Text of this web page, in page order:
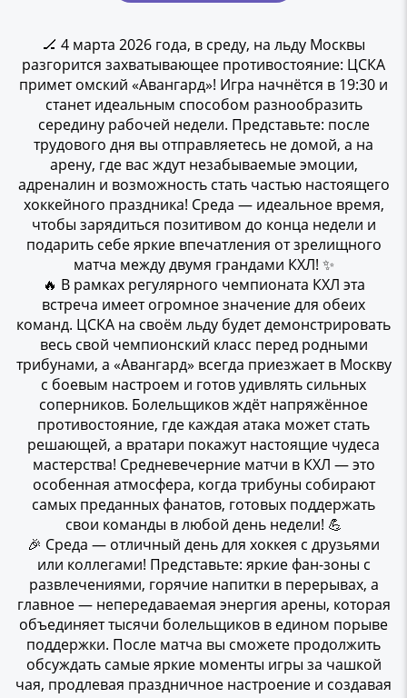
🏒 4 марта 2026 года, в среду, на льду Москвы
разгорится захватывающее противостояние: ЦСКА
примет омский «Авангард»! Игра начнётся в 19:30 и
станет идеальным способом разнообразить
середину рабочей недели. Представьте: после
трудового дня вы отправляетесь не домой, а на
арену, где вас ждут незабываемые эмоции,
адреналин и возможность стать частью настоящего
хоккейного праздника! Среда — идеальное время,
чтобы зарядиться позитивом до конца недели и
подарить себе яркие впечатления от зрелищного
матча между двумя грандами КХЛ! ✨
🔥 В рамках регулярного чемпионата КХЛ эта
встреча имеет огромное значение для обеих
команд. ЦСКА на своём льду будет демонстрировать
весь свой чемпионский класс перед родными
трибунами, а «Авангард» всегда приезжает в Москву
с боевым настроем и готов удивлять сильных
соперников. Болельщиков ждёт напряжённое
противостояние, где каждая атака может стать
решающей, а вратари покажут настоящие чудеса
мастерства! Средневечерние матчи в КХЛ — это
особенная атмосфера, когда трибуны собирают
самых преданных фанатов, готовых поддержать
свои команды в любой день недели! 💪
🎉 Среда — отличный день для хоккея с друзьями
или коллегами! Представьте: яркие фан-зоны с
развлечениями, горячие напитки в перерывах, а
главное — непередаваемая энергия арены, которая
объединяет тысячи болельщиков в едином порыве
поддержки. После матча вы сможете продолжить
обсуждать самые яркие моменты игры за чашкой
чая, продлевая праздничное настроение и создавая